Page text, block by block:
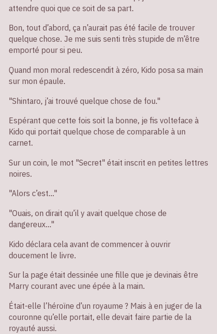
attendre quoi que ce soit de sa part.
Bon, tout d’abord, ça n’aurait pas été facile de trouver
quelque chose. Je me suis senti très stupide de m’être
emporté pour si peu.
Quand mon moral redescendit à zéro, Kido posa sa main
sur mon épaule.
"Shintaro, j’ai trouvé quelque chose de fou."
Espérant que cette fois soit la bonne, je fis volteface à
Kido qui portait quelque chose de comparable à un
carnet.
Sur un coin, le mot "Secret" était inscrit en petites lettres
noires.
"Alors c’est…"
"Ouais, on dirait qu’il y avait quelque chose de
dangereux…"
Kido déclara cela avant de commencer à ouvrir
doucement le livre.
Sur la page était dessinée une fille que je devinais être
Marry courant avec une épée à la main.
Était-elle l’héroïne d’un royaume ? Mais à en juger de la
couronne qu’elle portait, elle devait faire partie de la
royauté aussi.